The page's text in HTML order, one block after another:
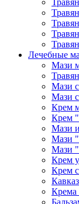
Лечебные
Мази
Мази
Мази
Крем
Крем
Мази
Мази
Мази
Крем
Крем
Крема